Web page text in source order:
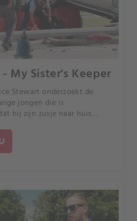
My Sister's Keeper
Stewart onderzoekt de
jongen die is
hij zijn zusje naar huis